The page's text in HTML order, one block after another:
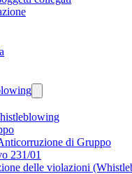
di Gruppo
231/01
delle violazioni